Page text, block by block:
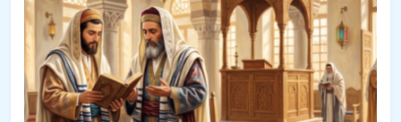
144
¿QUIÉN ES SABIO? EL QUE
VE LO QUE VA A NACER
PENSAMIENTO JUDÍO PIRKEI AVOT